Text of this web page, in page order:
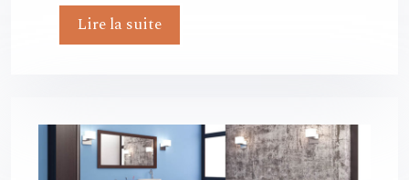
Lire la suite